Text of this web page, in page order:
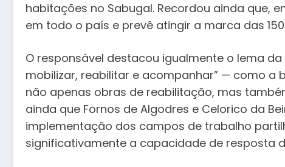
habitações no Sabugal. Recordou ainda que,
em todo o país e prevê atingir a marca das
O responsável destacou igualmente o lema
mobilizar, reabilitar e acompanhar” — como a
não apenas obras de reabilitação, mas
ainda que Fornos de Algodres e Celorico da
implementação dos campos de trabalho
significativamente a capacidade de resposta